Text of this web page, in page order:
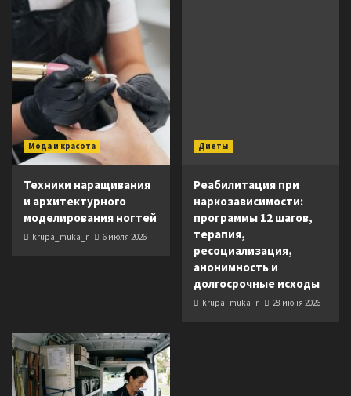
Мода и красота
Техники наращивания
и архитектурного
моделирования ногтей
krupa_muka_r 6 июля 2026
Диеты
Реабилитация при
наркозависимости:
программы 12 шагов,
терапия,
ресоциализация,
анонимность и
долгосрочные исходы
krupa_muka_r 28 июня 2026